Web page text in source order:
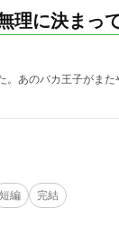
理に決まっ
。あのバカ王子がま
短編 完結